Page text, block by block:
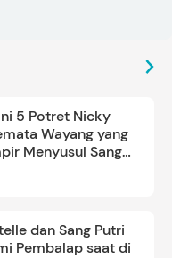
5 Potret Nicky
Wayang yang
Menyusul Sang
dan Sang Putri
Pembalap saat di